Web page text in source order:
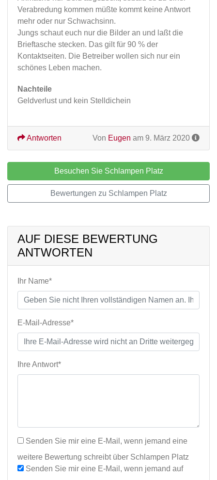
Verabredung kommen müßte kommt keine Antwort
mehr oder nur Schwachsinn.
Jungs schaut euch nur die Bilder an und laßt die
Brieftasche stecken. Das gilt für 90 % der
Kontaktseiten. Die Betreiber wollen sich nur ein
schönes Leben machen.
Nachteile
Geldverlust und kein Stelldichein
Von Eugen am 9. März 2020
Antworten
Besuchen Sie Schlampen Platz
Bewertungen zu Schlampen Platz
AUF DIESE BEWERTUNG
ANTWORTEN
Ihr Name*
E-Mail-Adresse*
Ihre Antwort*
Senden Sie mir eine E-Mail, wenn jemand eine
weitere Bewertung schreibt über Schlampen Platz
Senden Sie mir eine E-Mail, wenn jemand auf